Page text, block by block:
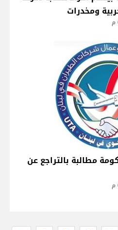
ومخدرات
مطالبة بالتراجع عن